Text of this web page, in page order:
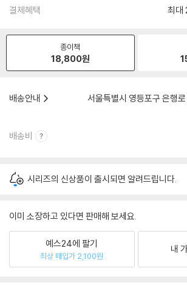
결제혜택 최대
종이책
18,800원
배송안내
서울특별시 영등포구 은행
배송비
시리즈의 신상품이 출시되면 알려드립니다.
이미 소장하고 있다면 판매해 보세요.
예스24에 팔기
최상 매입가 2,100원
내